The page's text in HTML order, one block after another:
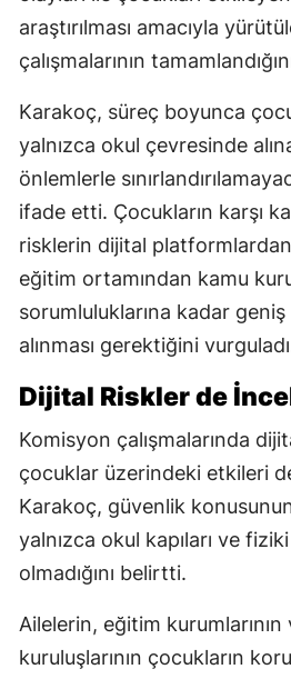
araştırılması amacıyla
çalışmalarının
Karakoç, süreç boyunca
yalnızca okul çevresinde
önlemlerle
ifade etti. Çocukların karşı
risklerin dijital platformlardan
eğitim ortamından kamu
sorumluluklarına kadar
alınması gerektiğini
Dijital Riskler de
Komisyon çalışmalarında
çocuklar üzerindeki etkileri
Karakoç, güvenlik
yalnızca okul kapıları ve
olmadığını belirtti.
Ailelerin, eğitim kurumlarının
kuruluşlarının çocukların